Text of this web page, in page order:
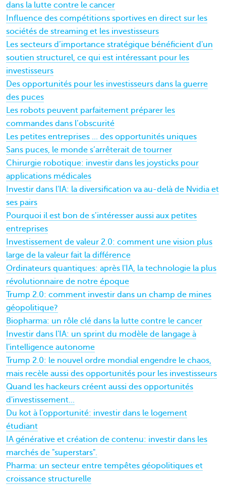
dans la lutte contre le cancer
Influence des compétitions sportives en direct sur les
sociétés de streaming et les investisseurs
Les secteurs d’importance stratégique bénéficient d'un
soutien structurel, ce qui est intéressant pour les
investisseurs
Des opportunités pour les investisseurs dans la guerre
des puces
Les robots peuvent parfaitement préparer les
commandes dans l’obscurité
Les petites entreprises ... des opportunités uniques
Sans puces, le monde s’arrêterait de tourner
Chirurgie robotique: investir dans les joysticks pour
applications médicales
Investir dans l'IA: la diversification va au-delà de Nvidia et
ses pairs
Pourquoi il est bon de s’intéresser aussi aux petites
entreprises
Investissement de valeur 2.0: comment une vision plus
large de la valeur fait la différence
Ordinateurs quantiques: après l'IA, la technologie la plus
révolutionnaire de notre époque
Trump 2.0: comment investir dans un champ de mines
géopolitique?
Biopharma: un rôle clé dans la lutte contre le cancer
Investir dans l'IA: un sprint du modèle de langage à
l'intelligence autonome
Trump 2.0: le nouvel ordre mondial engendre le chaos,
mais recèle aussi des opportunités pour les investisseurs
Quand les hackeurs créent aussi des opportunités
d'investissement...
Du kot à l'opportunité: investir dans le logement
étudiant
IA générative et création de contenu: investir dans les
marchés de "superstars".
Pharma: un secteur entre tempêtes géopolitiques et
croissance structurelle